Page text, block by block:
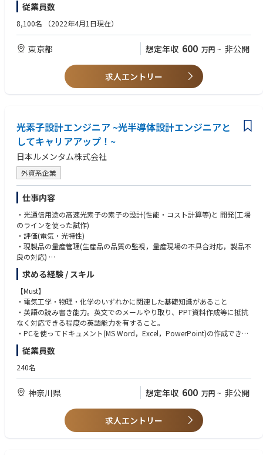
■職場雰囲気
我々の組織は経験者採用者も多く、ソニーグループ内、部門、部内でも自
由闊達に議論がなされ、年齢・役職の垣根を越えてコミュニケーションが
可能な環境です。チームで動きながら、自律的に業務を行える環境が整っ
■描けるキャリアパス
り、ソニーの技術力・高い専門性に裏打ちされたデバイスを強みに、大き
なスケールでの交渉経験を身に着けられます。社内では製造を担う拠点の
担当者や、商品企画・技術開発を担う事業部などステークホルダーとのコ
ミュニケーションを日々行うため、コミュニケーション力・交渉力・半導
体製造及びサプライチェーンの知見並びに半導体マーケティングの実務経
験を高められる環境です。 社内外のステークホルダーとのコミュニケーシ
ョンは英語を多用し、若手から海外営業拠点への赴任機会が多くありま
す。
■求人部署からのメッセージ
ソニーの半導体事業の根幹であるスマートフォンに搭載するモバイル向け
イメージセンサーの領域を、営業担当として支える役割です。クライアン
トに対するファーストコンタクトでありながら、技術と人を繋ぐ大切な役
割を担っています。特に海外顧客との活発なコミュニケーションが日々行
われている職場であるため、刺激的な環境下で営業・マーケティング・オ
ペレーション担当として経験値を積むことが出来る環境です。ソニーの半
導体を支えるパッションをお持ちの方を募集しています。是非ご検討下さ
い！
・MSオフィス系(特にExcel)のスキル （ワードやエクセルの基本的な操
作、エクセル関数やピポットテーブルなど集計や表計算スキルがあること
また、プレゼン資料を作成するパワーポイントのスキルも必須・幅広い社
内ステークホルダーの意見の取りまとめることになるため、プロジェクト
リードの経験あることが望ましい
・チームリーダーとしての経験があるとより望ましい
・英語でのスムーズなコミュニケーションをとれる方（メール・電話・会
議での質疑応答）
従業員数
8,100名 （2022年4月1日現在）
東京都 想定年収 600 万円 ~ 非公開
求人エントリー
光素子設計エンジニア ~光半導体設計エンジニアと
してキャリアアップ！~
日本ルメンタム株式会社
外資系企業
仕事内容
・光通信用途の高速光素子の素子の設計(性能・コスト計算等)と 開発(工場
のラインを使った試作)
・評価(電気・光特性)
・現製品の量産管理(生産品の品質の監視，量産現場の不具合対応，製品不
良の対応)
・データ解析・計算・シミュレーション
・各種会議出席・議論・資料作成
<業務詳細>
入社後２年程度は先輩社員がメンターとして指導し、業務を習得していた
だく。
光通信用の半導体光素子の素子開発で取り扱う半導体はInP基板ベースの
‐ 素子の動作原理から量産工程，評価技術までを一通り理解していくこと
が必要となる。
‐ 試作評価は量産ラインを利用し作業指示書ベースで実施していくが、一
部自らクリーンルーム等での作業も必須となる。
‐ 量産品の管理は、抜き取り検査等のデータ管理と解析、客先での不具合
の円滑なコミュニケーション能力が求められる。
‐ 顧客はほぼ海外、外販。
求める経験 / スキル
【Must】
・電気工学・物理・化学のいずれかに関連した基礎知識があること
・英語の読み書き能力。英文でのメールやり取り、PPT資料作成等に抵抗
なく対応できる程度の英語能力を有すること。
・PCを使ってドキュメント(MS Word，Excel，PowerPoint)の作成できる
こと。
【Want】
務に馴染みやすい。
・半導体に関する知見があるとなお良い。
・光通信用半導体素子に関わる設計と開発あるいは試作の経験、特性評価
の経験等があると非常に歓迎される。
従業員数
240名
神奈川県 想定年収 600 万円 ~ 非公開
求人エントリー